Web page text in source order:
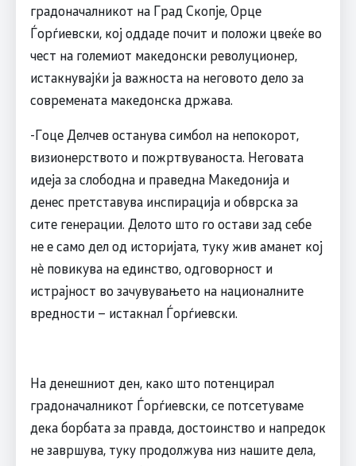
градоначалникот на Град Скопје, Орце
Ѓорѓиевски, кој оддаде почит и положи цвеќе во
чест на големиот македонски револуционер,
истакнувајќи ја важноста на неговото дело за
современата македонска држава.
-Гоце Делчев останува симбол на непокорот,
визионерството и пожртвуваноста. Неговата
идеја за слободна и праведна Македонија и
денес претставува инспирација и обврска за
сите генерации. Делото што го остави зад себе
не е само дел од историјата, туку жив аманет кој
нè повикува на единство, одговорност и
истрајност во зачувувањето на националните
вредности – истакнал Ѓорѓиевски.
На денешниот ден, како што потенцирал
градоначалникот Ѓорѓиевски, се потсетуваме
дека борбата за правда, достоинство и напредок
не завршува, туку продолжува низ нашите дела,